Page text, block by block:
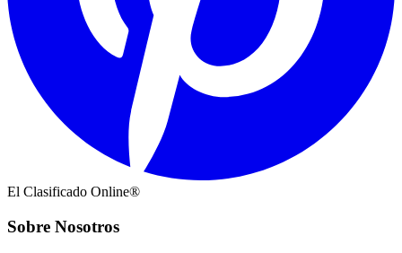
El Clasificado Online®
Sobre Nosotros